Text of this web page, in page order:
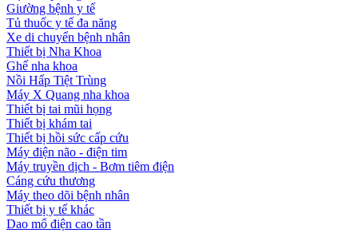
Giường bệnh y tế
Tủ thuốc y tế đa năng
Xe di chuyển bệnh nhân
Thiết bị Nha Khoa
Ghế nha khoa
Nồi Hấp Tiệt Trùng
Máy X Quang nha khoa
Thiết bị tai mũi họng
Thiết bị khám tai
Thiết bị hồi sức cấp cứu
Máy điện não - điện tim
Máy truyền dịch - Bơm tiêm điện
Cáng cứu thương
Máy theo dõi bệnh nhân
Thiết bị y tế khác
Dao mổ điện cao tần